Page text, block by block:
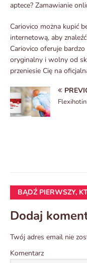
aptece? Zamawianie
Cariovico można kupić
internetową, aby
Cariovico oferuje
oryginalny i wolny od
przeniesie Cię na
BĄDŹ PIERWSZY,
Dodaj
Twój adres email nie
Komentarz